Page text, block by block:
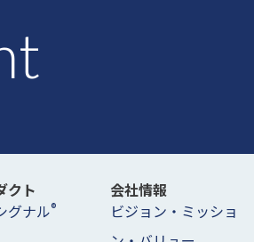
クト
グナル®
会社情報
ビジョン・ミッショ